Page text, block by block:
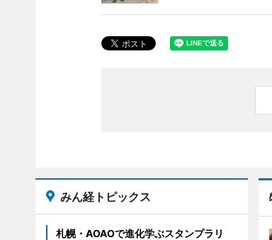
みん経トピックス
札幌・AOAOで進化学ぶスタンプラリ